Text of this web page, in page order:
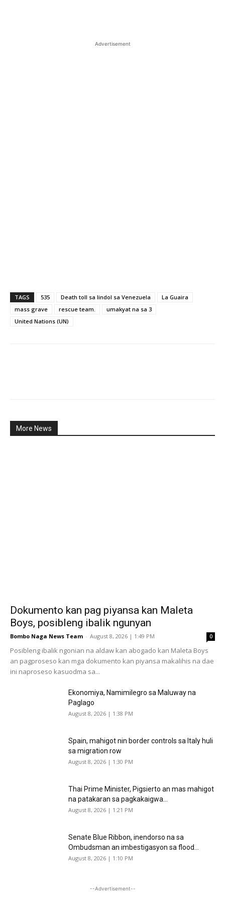
Advertisement
TAGS 535 Death toll sa lindol sa Venezuela
La Guaira
mass grave
rescue team.
umakyat na sa 3
United Nations (UN)
More News
Dokumento kan pag piyansa kan Maleta
Boys, posibleng ibalik ngunyan
Bombo Naga News Team - August 8, 2026 | 1:49 PM 0
Posibleng ibalik ngonian na aldaw kan abogado kan Maleta Boys
an pagproseso kan mga dokumento kan piyansa makalihis na dae
ini naproseso kasuodma sa...
Ekonomiya, Namimilegro sa Maluway na
Paglago
August 8, 2026 | 1:38 PM
Spain, mahigot nin border controls sa Italy huli
sa migration row
August 8, 2026 | 1:30 PM
Thai Prime Minister, Pigsierto an mas mahigot
na patakaran sa pagkakaigwa...
August 8, 2026 | 1:21 PM
Senate Blue Ribbon, inendorso na sa
Ombudsman an imbestigasyon sa flood...
August 8, 2026 | 1:10 PM
--Advertisement--